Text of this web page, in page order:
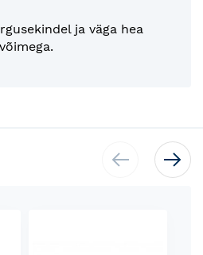
ja väga hea